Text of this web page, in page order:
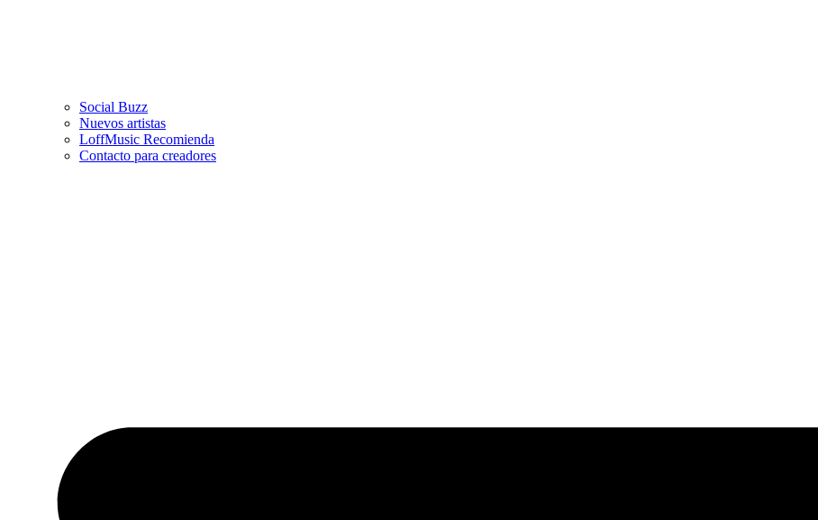
Social Buzz
Nuevos artistas
LoffMusic Recomienda
Contacto para creadores